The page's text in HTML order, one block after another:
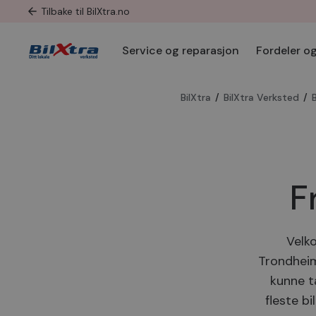
Tilbake til BilXtra.no
Service og reparasjon Fordeler
BilXtra / BilXtra Verksted /
kunne
fleste